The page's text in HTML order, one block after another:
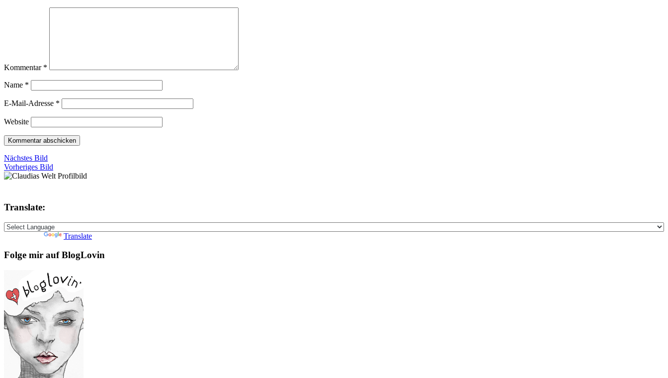
Kommentar *
Name *
E-Mail-Adresse *
Website
Nächstes Bild
Vorheriges Bild
Translate:
Translate
Folge mir auf BlogLovin